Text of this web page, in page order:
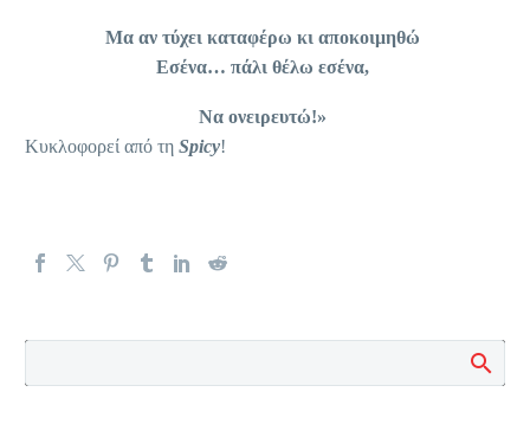
Μα αν τύχει καταφέρω κι αποκοιμηθώ
Εσένα… πάλι θέλω εσένα,
Να ονειρευτώ!»
Κυκλοφορεί από τη Spicy!